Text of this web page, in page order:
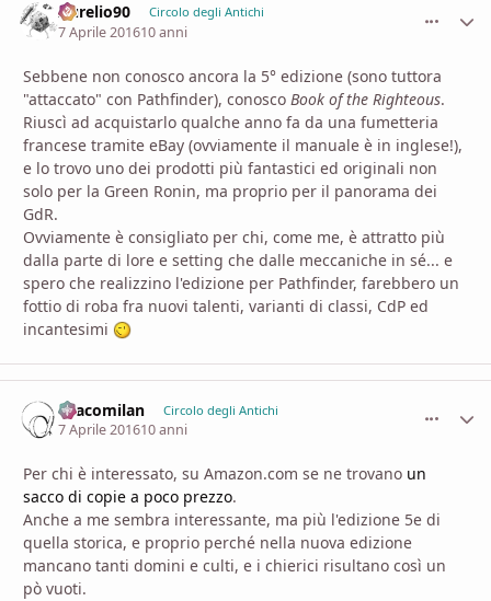
Aurelio90 Circolo degli Antichi
7 Aprile 201610 anni
Sebbene non conosco ancora la 5° edizione (sono tuttora
"attaccato" con Pathfinder), conosco Book of the Righteous.
Riuscì ad acquistarlo qualche anno fa da una fumetteria
francese tramite eBay (ovviamente il manuale è in inglese!),
e lo trovo uno dei prodotti più fantastici ed originali non
solo per la Green Ronin, ma proprio per il panorama dei
GdR.
Ovviamente è consigliato per chi, come me, è attratto più
dalla parte di lore e setting che dalle meccaniche in sé... e
spero che realizzino l'edizione per Pathfinder, farebbero un
fottio di roba fra nuovi talenti, varianti di classi, CdP ed
incantesimi
Dracomilan Circolo degli Antichi
7 Aprile 201610 anni
Per chi è interessato, su Amazon.com se ne trovano un
sacco di copie a poco prezzo.
Anche a me sembra interessante, ma più l'edizione 5e di
quella storica, e proprio perché nella nuova edizione
mancano tanti domini e culti, e i chierici risultano così un
pò vuoti.